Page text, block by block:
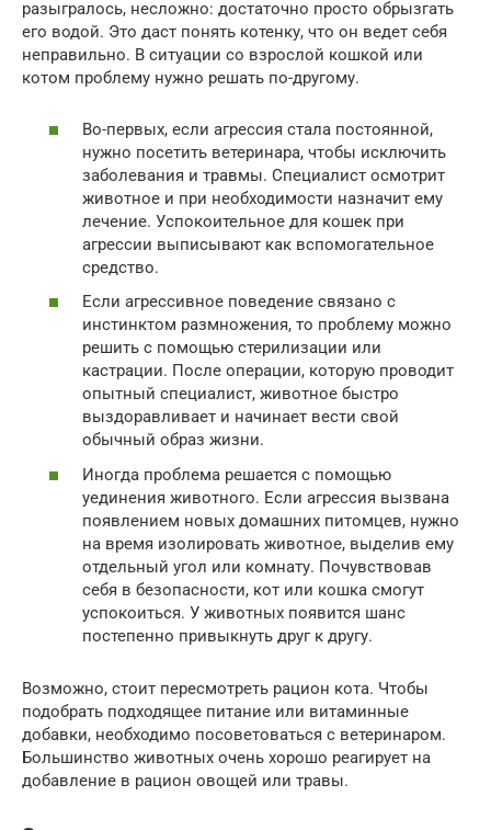
разыгралось, несложно: достаточно просто обрызгать
его водой. Это даст понять котенку, что он ведет себя
неправильно. В ситуации со взрослой кошкой или
котом проблему нужно решать по-другому.
Во-первых, если агрессия стала постоянной,
нужно посетить ветеринара, чтобы исключить
заболевания и травмы. Специалист осмотрит
животное и при необходимости назначит ему
лечение. Успокоительное для кошек при
агрессии выписывают как вспомогательное
средство.
Если агрессивное поведение связано с
инстинктом размножения, то проблему можно
решить с помощью стерилизации или
кастрации. После операции, которую проводит
опытный специалист, животное быстро
выздоравливает и начинает вести свой
обычный образ жизни.
Иногда проблема решается с помощью
уединения животного. Если агрессия вызвана
появлением новых домашних питомцев, нужно
на время изолировать животное, выделив ему
отдельный угол или комнату. Почувствовав
себя в безопасности, кот или кошка смогут
успокоиться. У животных появится шанс
постепенно привыкнуть друг к другу.
Возможно, стоит пересмотреть рацион кота. Чтобы
подобрать подходящее питание или витаминные
добавки, необходимо посоветоваться с ветеринаром.
Большинство животных очень хорошо реагирует на
добавление в рацион овощей или травы.